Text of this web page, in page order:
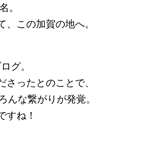
。
、この加賀の地へ。
グ。
さったとのことで、
んな繋がりが発覚。
すね！